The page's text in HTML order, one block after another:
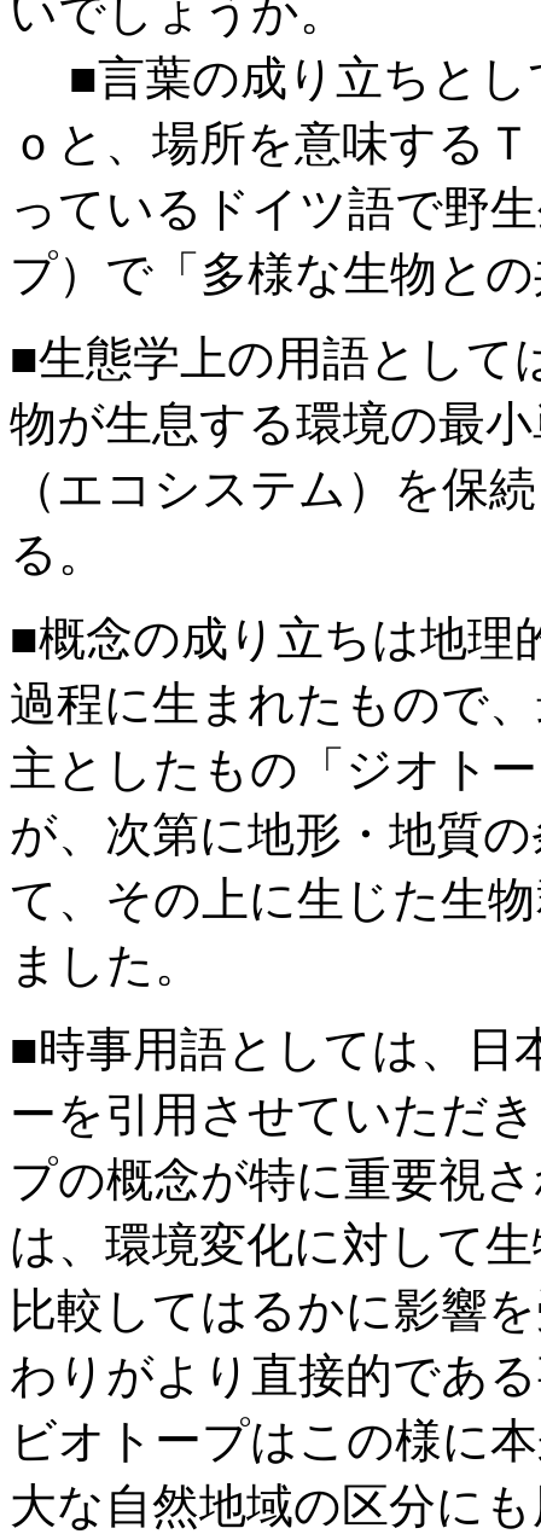
いでしょうか。
■言葉の成り立ちとし
ｏと、場所を意味する
っているドイツ語で野
プ）で「多様な生物と
■生態学上の用語として
物が生息する環境の最
（エコシステム）を保
る。
■概念の成り立ちは地理
過程に生まれたもので
主としたもの「ジオト
が、次第に地形・地質
て、その上に生じた生
ました。
■時事用語としては、日
ーを引用させていただ
プの概念が特に重要視
は、環境変化に対して
比較してはるかに影響
わりがより直接的であ
ビオトープはこの様に
大な自然地域の区分に